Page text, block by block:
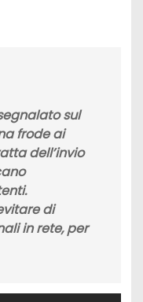
sul
frodeai
dell’invio
di
in rete, per